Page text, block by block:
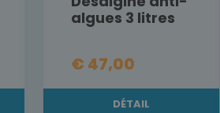
algues 3 litres
€ 47,00
DÉTAIL